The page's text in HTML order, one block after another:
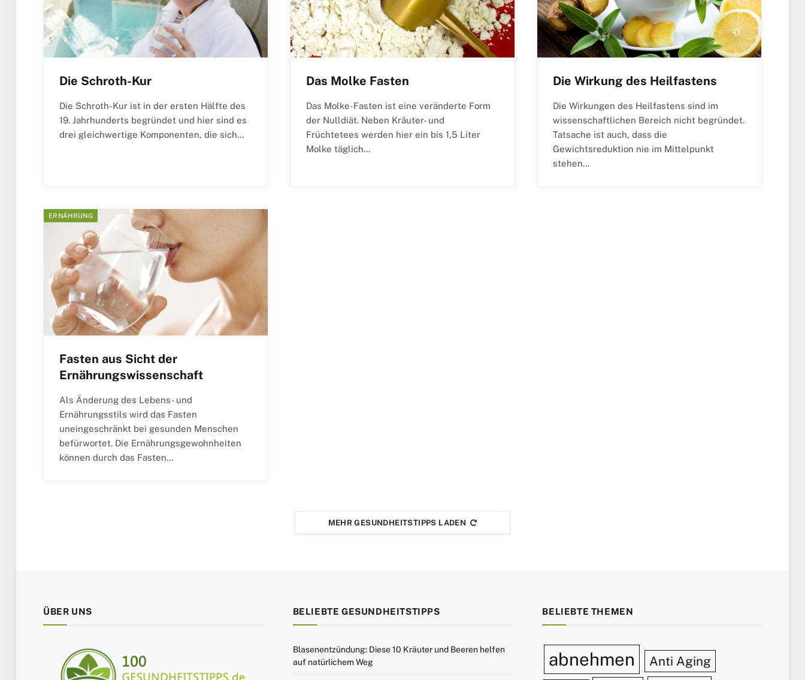
Die Schroth-Kur
Die Schroth-Kur ist in der ersten Hälfte des
19. Jahrhunderts begründet und hier sind es
drei gleichwertige Komponenten, die sich…
Das Molke Fasten
Das Molke-Fasten ist eine veränderte Form
der Nulldiät. Neben Kräuter- und
Früchtetees werden hier ein bis 1,5 Liter
Molke täglich…
Die Wirkung des Heilfastens
Die Wirkungen des Heilfastens sind im
wissenschaftlichen Bereich nicht begründet.
Tatsache ist auch, dass die
Gewichtsreduktion nie im Mittelpunkt
stehen…
ERNÄHRUNG
Fasten aus Sicht der
Ernährungswissenschaft
Als Änderung des Lebens- und
Ernährungsstils wird das Fasten
uneingeschränkt bei gesunden Menschen
befürwortet. Die Ernährungsgewohnheiten
können durch das Fasten…
MEHR GESUNDHEITSTIPPS LADEN
ÜBER UNS BELIEBTE GESUNDHEITSTIPPS
Blasenentzündung: Diese 10 Kräuter und Beeren helfen
auf natürlichem Weg
BELIEBTE THEMEN
abnehmen Anti Aging